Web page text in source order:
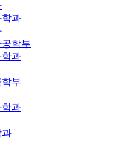
학과
학부
학과
부
학과
과